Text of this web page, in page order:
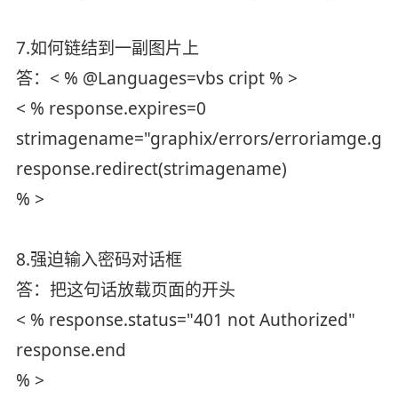
7.如何链结到一副图片上
答：< % @Languages=vbs cript % >
< % response.expires=0
strimagename="graphix/errors/
response.redirect(strimagename)
% >
8.强迫输入密码对话框
答：把这句话放载页面的开头
< % response.status="401 not Authorized"
response.end
% >